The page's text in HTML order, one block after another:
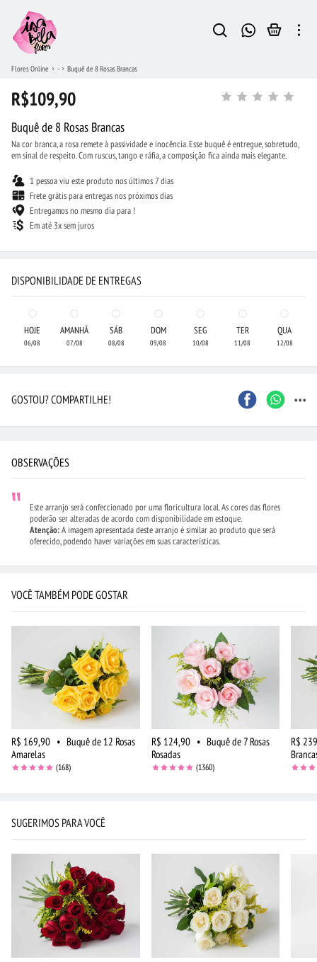
Flores Online - Buquê de 8 Rosas Brancas
R$109,90
Buquê de 8 Rosas Brancas
Na cor branca, a rosa remete à passividade e inocência. Esse buquê é entregue, sobretudo,
em sinal de respeito. Com ruscus, tango e ráfia, a composição fica ainda mais elegante.
1 pessoa viu este produto nos últimos 7 dias
Frete grátis para entregas nos próximos dias
Entregamos no mesmo dia para !
Em até 3x sem juros
DISPONIBILIDADE DE ENTREGAS
HOJE
06/08
AMANHÃ
07/08
SÁB
08/08
DOM
09/08
SEG
10/08
TER
11/08
QUA
12/08
GOSTOU? COMPARTILHE! ...
OBSERVAÇÕES
Este arranjo será confeccionado por uma floricultura local. As cores das flores
poderão ser alteradas de acordo com disponibilidade em estoque.
Atenção:A imagem apresentada deste arranjo é similar ao produto que será
oferecido, podendo haver variações em suas características.
VOCÊ TAMBÉM PODE GOSTAR
R$ 169,90 • Buquê de 12 Rosas
Amarelas
(168)
R$ 124,90 • Buquê de 7 Rosas
Rosadas
(1360)
R$
SUGERIMOS PARA VOCÊ